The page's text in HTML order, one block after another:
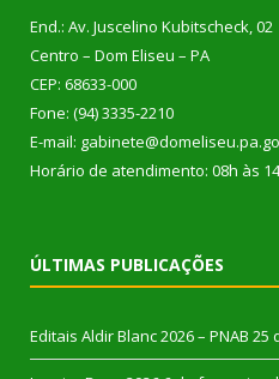
End.: Av. Juscelino Kubitscheck, 02
Centro – Dom Eliseu – PA
CEP: 68633-000
Fone: (94) 3335-2210
E-mail:
Horário de atendimento: 08h às
ÚLTIMAS PUBLICAÇÕES
Editais Aldir Blanc 2026 – PNAB 25